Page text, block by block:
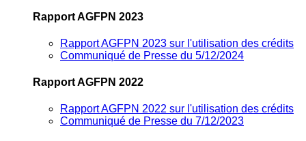
Rapport AGFPN 2023
Rapport AGFPN 2023 sur l'utilisation des crédits
Communiqué de Presse du 5/12/2024
Rapport AGFPN 2022
Rapport AGFPN 2022 sur l'utilisation des crédits
Communiqué de Presse du 7/12/2023